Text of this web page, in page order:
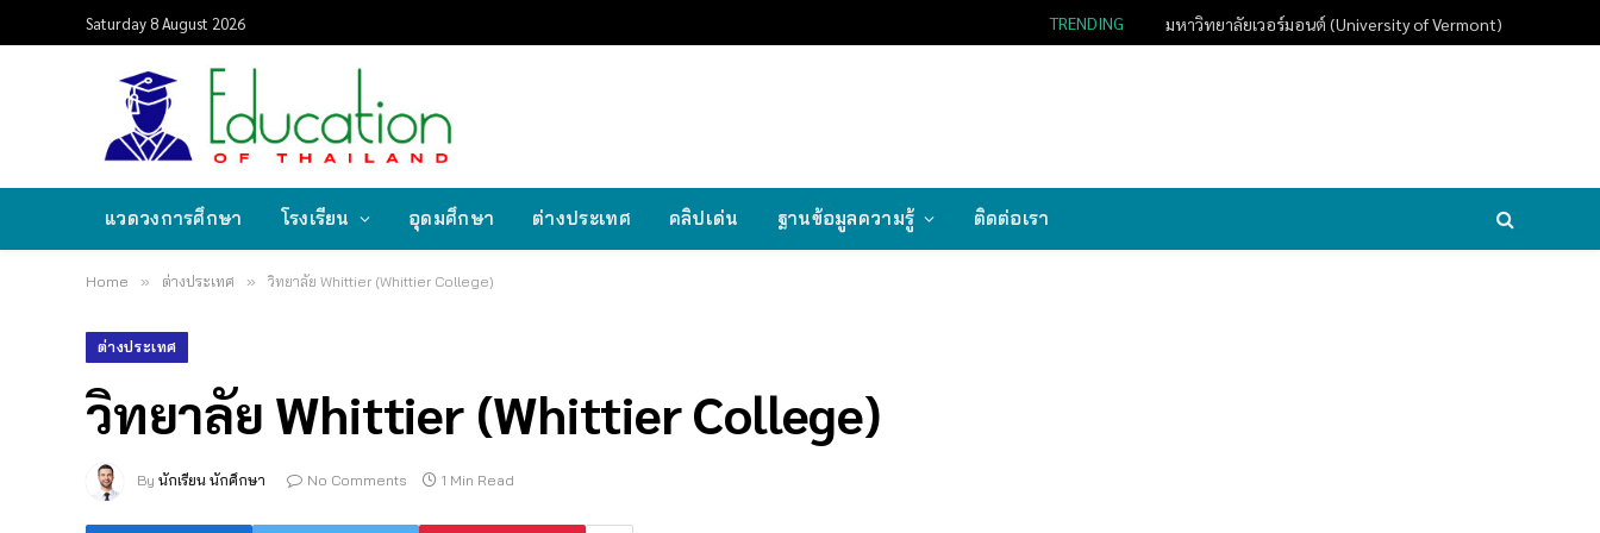
Saturday 8 August 2026 TRENDING มหาวิทยาลัยเวอร์มอนต์ (University of Vermont)
แวดวงการศึกษา โรงเรียน อุดมศึกษา ต่างประเทศ คลิปเด่น ฐานข้อมูลความรู้ ติดต่อเรา
Home » ต่างประเทศ » วิทยาลัย Whittier (Whittier College)
ต่างประเทศ
วิทยาลัย Whittier (Whittier College)
By นักเรียน นักศึกษา No Comments 1 Min Read